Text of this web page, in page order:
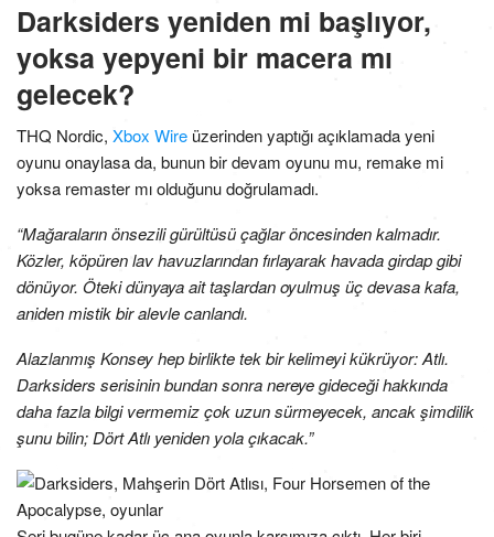
Darksiders yeniden mi başlıyor,
yoksa yepyeni bir macera mı
gelecek?
THQ Nordic, Xbox Wire üzerinden yaptığı açıklamada yeni
oyunu onaylasa da, bunun bir devam oyunu mu, remake mi
yoksa remaster mı olduğunu doğrulamadı.
“Mağaraların önsezili gürültüsü çağlar öncesinden kalmadır.
Közler, köpüren lav havuzlarından fırlayarak havada girdap gibi
dönüyor. Öteki dünyaya ait taşlardan oyulmuş üç devasa kafa,
aniden mistik bir alevle canlandı.
Alazlanmış Konsey hep birlikte tek bir kelimeyi kükrüyor: Atlı.
Darksiders serisinin bundan sonra nereye gideceği hakkında
daha fazla bilgi vermemiz çok uzun sürmeyecek, ancak şimdilik
şunu bilin; Dört Atlı yeniden yola çıkacak.”